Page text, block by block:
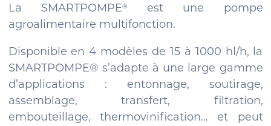
La SMARTPOMPE®
est une pompe
agroalimentaire multifonction.
Disponible en 4 modèles de 15 à 1000 hl/h, la
SMARTPOMPE® s’adapte à une large gamme
d’applications : entonnage, soutirage,
assemblage, transfert, filtration,
embouteillage, thermovinification… et peut